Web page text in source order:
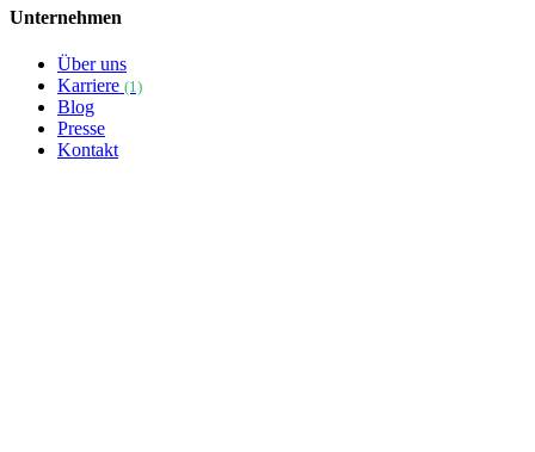
Unternehmen
Über uns
Karriere (1)
Blog
Presse
Kontakt